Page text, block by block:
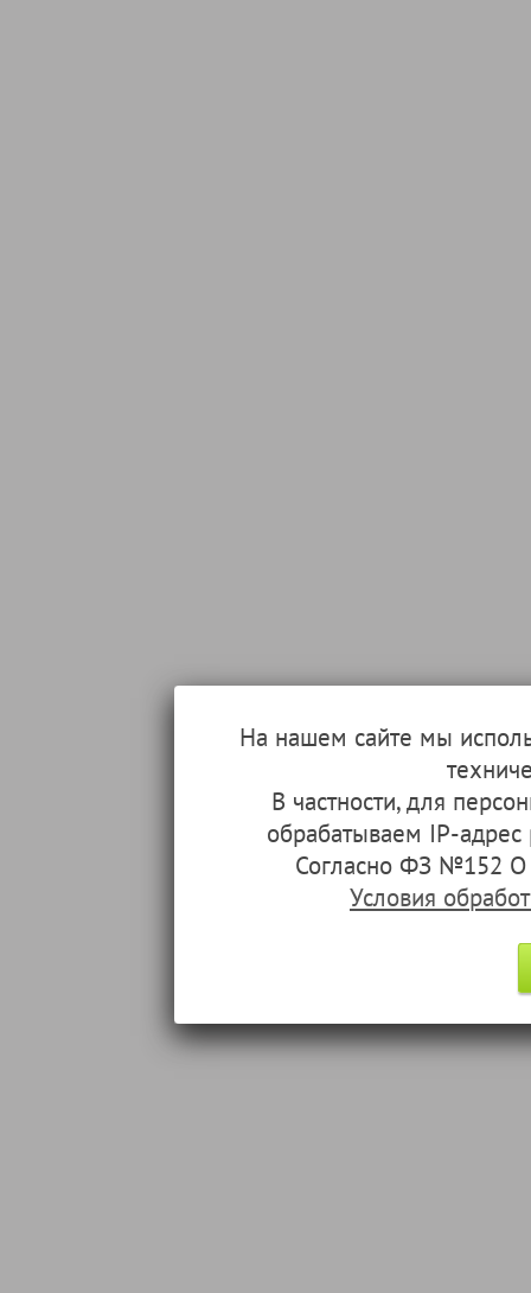
На нашем сайте мы
В частности, для
обрабатываем IP-
Согласно ФЗ №152 О
Условия